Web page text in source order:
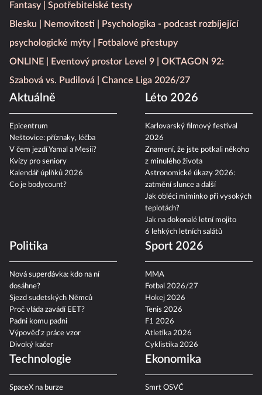
Fantasy
Spotřebitelské testy
Blesku
Nemovitosti
Psychologika - podcast rozbíjející
psychologické mýty
Fotbalové přestupy
ONLINE
Eventový prostor Level 9
OKTAGON 92:
Szabová vs. Pudilová
Chance Liga 2026/27
Aktuálně
Epicentrum
Neštovice: příznaky, léčba
V čem jezdí Yamal a Mesii?
Kvízy pro seniory
Kalendář úplňků 2026
Co je bodycount?
Léto 2026
Karlovarský filmový festival
2026
Znamení, že jste potkali někoho
z minulého života
Astronomické úkazy 2026:
zatmění slunce a další
Jak obléci miminko při vysokých
teplotách?
Jak na dokonalé letní mojito
6 lehkých letních salátů
Politika
Nová superdávka: kdo na ní
dosáhne?
Sjezd sudetských Němců
Proč vláda zavádí EET?
Padni komu padni
Výpověď z práce vzor
Divoký kačer
Sport 2026
MMA
Fotbal 2026/27
Hokej 2026
Tenis 2026
F1 2026
Atletika 2026
Cyklistika 2026
Technologie
SpaceX na burze
Ekonomika
Smrt OSVČ